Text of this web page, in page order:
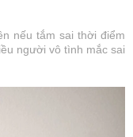
nếu tắm sai thời điểm
người vô tình mắc sai